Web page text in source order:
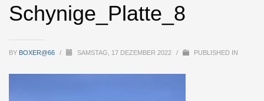
Schynige_Platte_8
BY BOXER@66 / SAMSTAG, 17 DEZEMBER 2022 / PUBLISHED IN